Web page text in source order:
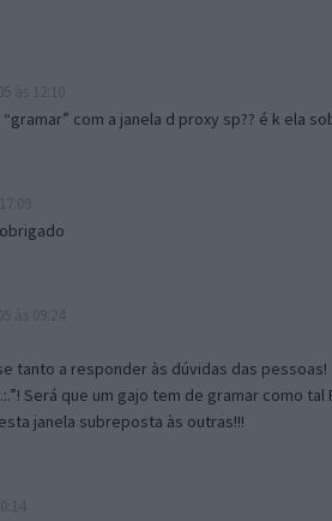
com a janela d proxy sp?? é k ela
tanto a responder às dúvidas das pessoas!
Será que um gajo tem de gramar como tal
janela subreposta às outras!!!